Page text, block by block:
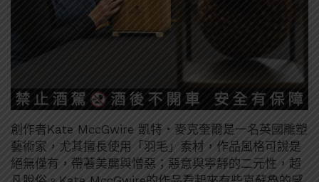
創作者Kate MccGwire 凱特・麥克奎爾是一名英國雕塑
藝術家，尤其擅長使用「羽毛」素材，作品風格可說是
絕無僅有，帶著美麗與憎惡；惡意與寧靜的二元性，超